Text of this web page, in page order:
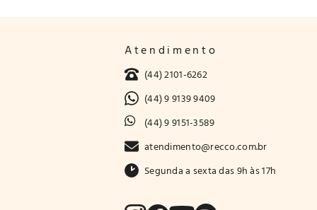
Atendimento
(44) 2101-6262
(44) 9 9139 9409
(44) 9 9151-3589
atendimento@recco.com.br
Segunda a sexta das 9h às 17h